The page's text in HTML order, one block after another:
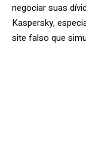
negociar suas
Kaspersky,
site falso que